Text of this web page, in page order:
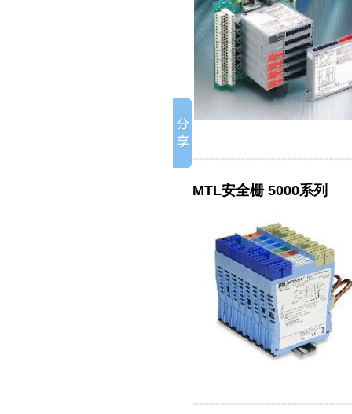
MTL安全栅 5000系列